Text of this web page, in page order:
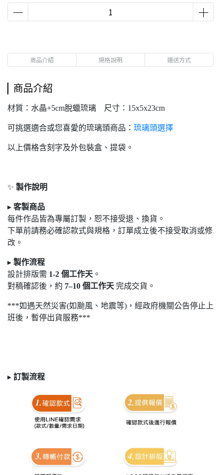
商品介紹 規格說明 運送方式
商品介紹
材質：水晶+5cm脫蠟琉璃 尺寸：15x5x23cm
可挑選適合或您喜愛的琉璃頭商品： 琉璃頭選擇
以上價格含刻字及外包裝盒、提袋。
✨ 製作說明
▸ 客製商品
每件作品皆為專屬訂製，恕不接受退 、換貨。
下單前請務必確認款式與規格，訂單成立後不接受取消或修
改。
▸ 製作流程
設計排版需 1-2 個工作天 。
對稿確認後，約 7–10 個工作天 完成交貨。
***如遇天然災害(如颱風、地震等)，經政府機關公告停止上
班後，暫停出貨服務***
▸ 訂製流程